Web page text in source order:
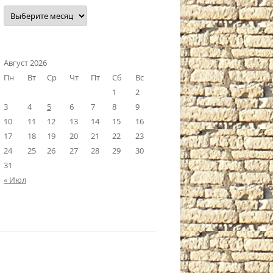
Наш
архив
Август 2026
Пн
Вт Ср Чт Пт Сб
Вс
1
2
3
4 5 6 7 8
9
10
11 12 13 14 15
16
17
18 19 20 21 22
23
24
25 26 27 28 29
30
31
« Июл